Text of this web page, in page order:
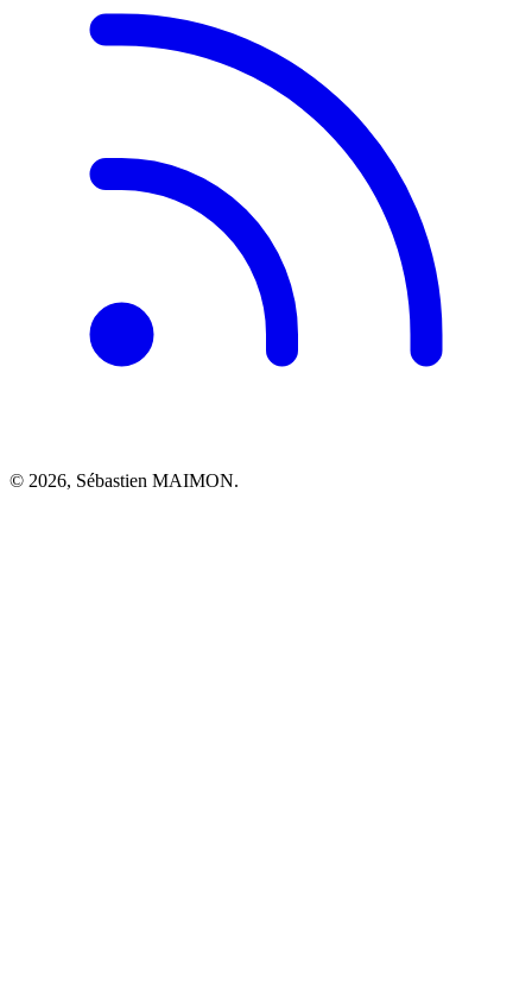
© 2026, Sébastien MAIMON.